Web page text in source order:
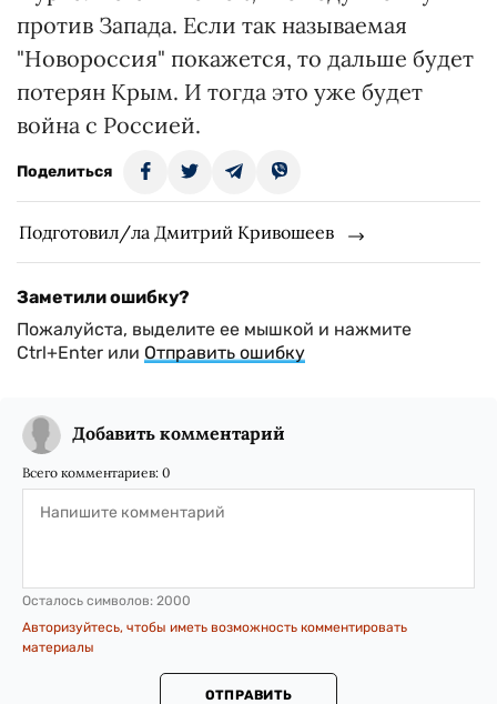
против Запада. Если так называемая
"Новороссия" покажется, то дальше будет
потерян Крым. И тогда это уже будет
война с Россией.
Поделиться
Подготовил/ла Дмитрий Кривошеев
Заметили ошибку?
Пожалуйста, выделите ее мышкой и нажмите
Ctrl+Enter или Отправить ошибку
Добавить комментарий
Всего комментариев: 0
Осталось символов: 2000
Авторизуйтесь, чтобы иметь возможность комментировать
материалы
ОТПРАВИТЬ